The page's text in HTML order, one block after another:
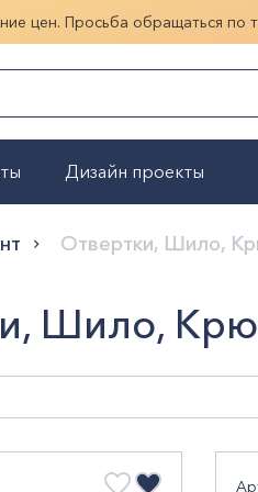
цен. Просьба обращаться по
Дизайн проекты
Отвертки, Шило,
Шило,